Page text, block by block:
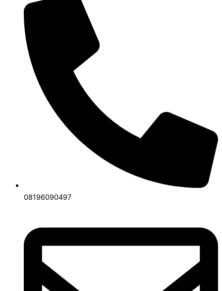
08196090497